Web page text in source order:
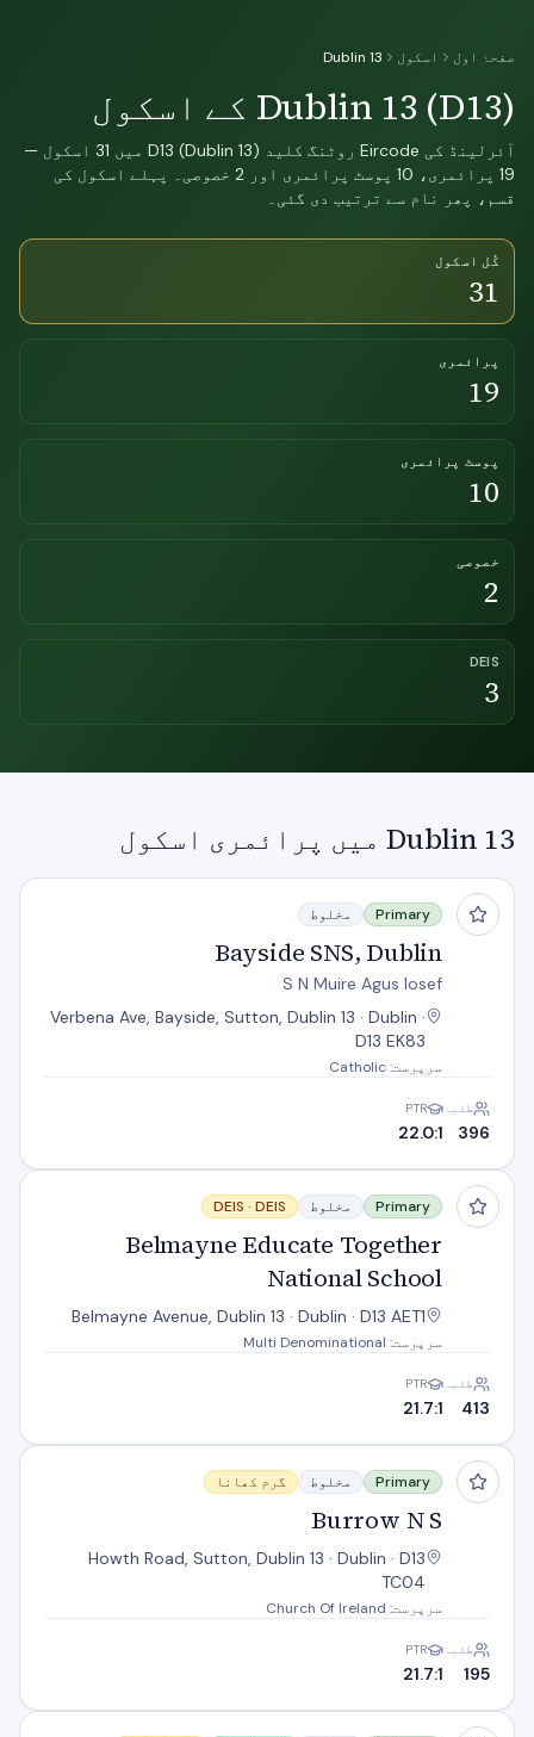
صفحۂ اول اسکول Dublin 13
Dublin 13 (D13) کے اسکول
آئرلینڈ کی Eircode روٹنگ کلید D13 (Dublin 13) میں 31 اسکول —
19 پرائمری، 10 پوسٹ پرائمری اور 2 خصوصی۔ پہلے اسکول کی
قسم، پھر نام سے ترتیب دی گئی۔
کُل اسکول
31
پرائمری
19
پوسٹ پرائمری
10
خصوصی
2
DEIS
3
Dublin 13 میں پرائمری اسکول
Bayside SNS, Dublin
Primary مخلوط
Bayside SNS, Dublin
S N Muire Agus Iosef
Verbena Ave, Bayside, Sutton, Dublin 13 · Dublin ·
D13 EK83
سرپرست: Catholic
طلبہ
396
PTR
22.0:1
Belmayne Educate Together National School
Primary مخلوط DEIS · DEIS
Belmayne Educate Together
National School
Belmayne Avenue, Dublin 13 · Dublin · D13 AET1
سرپرست: Multi Denominational
طلبہ
413
PTR
21.7:1
Burrow N S
Primary مخلوط گرم کھانا
Burrow N S
Howth Road, Sutton, Dublin 13 · Dublin · D13
TC04
سرپرست: Church Of Ireland
طلبہ
195
PTR
21.7:1
Gaelscoil Ghráinne Mhaol